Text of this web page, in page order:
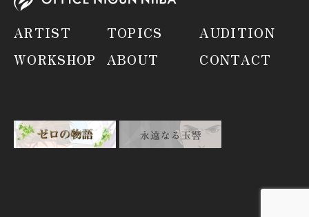
ARTIST TOPICS
AUDITION
WORKSHOP
ABOUT CONTACT